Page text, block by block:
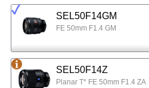
SEL50F14GM
FE 50mm F1.4 GM
SEL50F14Z
Planar T* FE 50mm F1.4 ZA